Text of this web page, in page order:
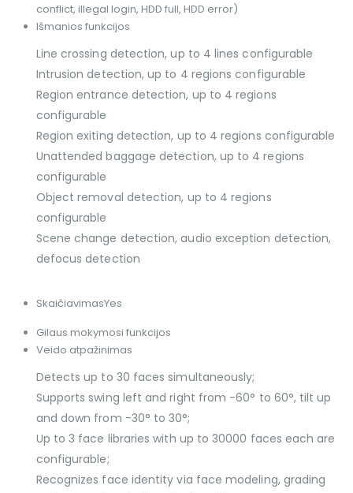
conflict, illegal login, HDD full, HDD error)
Išmanios funkcijos
Line crossing detection, up to 4 lines configurable
Intrusion detection, up to 4 regions configurable
Region entrance detection, up to 4 regions
configurable
Region exiting detection, up to 4 regions configurable
Unattended baggage detection, up to 4 regions
configurable
Object removal detection, up to 4 regions
configurable
Scene change detection, audio exception detection,
defocus detection
SkaičiavimasYes
Gilaus mokymosi funkcijos
Veido atpažinimas
Detects up to 30 faces simultaneously;
Supports swing left and right from -60° to 60°, tilt up
and down from -30° to 30°;
Up to 3 face libraries with up to 30000 faces each are
configurable;
Recognizes face identity via face modeling, grading